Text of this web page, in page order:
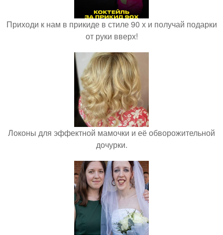
Приходи к нам в прикиде в стиле 90 х и получай подарки
от руки вверх!
Локоны для эффектной мамочки и её обворожительной
дочурки.